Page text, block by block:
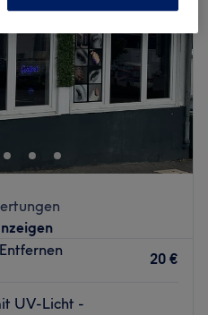
20 €
UV-Licht -